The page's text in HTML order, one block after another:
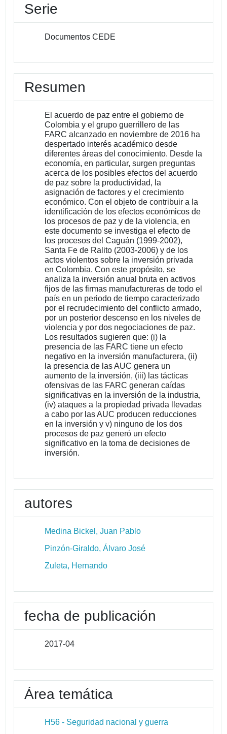
Serie
Documentos CEDE
Resumen
El acuerdo de paz entre el gobierno de
Colombia y el grupo guerrillero de las
FARC alcanzado en noviembre de 2016 ha
despertado interés académico desde
diferentes áreas del conocimiento. Desde la
economía, en particular, surgen preguntas
acerca de los posibles efectos del acuerdo
de paz sobre la productividad, la
asignación de factores y el crecimiento
económico. Con el objeto de contribuir a la
identificación de los efectos económicos de
los procesos de paz y de la violencia, en
este documento se investiga el efecto de
los procesos del Caguán (1999-2002),
Santa Fe de Ralito (2003-2006) y de los
actos violentos sobre la inversión privada
en Colombia. Con este propósito, se
analiza la inversión anual bruta en activos
fijos de las firmas manufactureras de todo el
país en un periodo de tiempo caracterizado
por el recrudecimiento del conflicto armado,
por un posterior descenso en los niveles de
violencia y por dos negociaciones de paz.
Los resultados sugieren que: (i) la
presencia de las FARC tiene un efecto
negativo en la inversión manufacturera, (ii)
la presencia de las AUC genera un
aumento de la inversión, (iii) las tácticas
ofensivas de las FARC generan caídas
significativas en la inversión de la industria,
(iv) ataques a la propiedad privada llevadas
a cabo por las AUC producen reducciones
en la inversión y v) ninguno de los dos
procesos de paz generó un efecto
significativo en la toma de decisiones de
inversión.
autores
Medina Bickel, Juan Pablo
Pinzón-Giraldo, Álvaro José
Zuleta, Hernando
fecha de publicación
2017-04
Área temática
H56 - Seguridad nacional y guerra